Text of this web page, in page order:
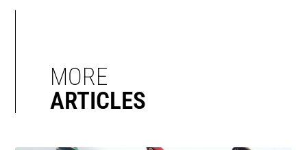
MORE
ARTICLES